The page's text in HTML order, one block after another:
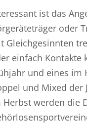
ist das
oder
Gleichgesinnten
einfach Kontakte
und eines im
und Mixed der
Herbst werden die